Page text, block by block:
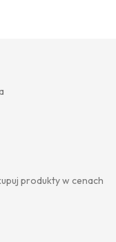
produkty w cenach